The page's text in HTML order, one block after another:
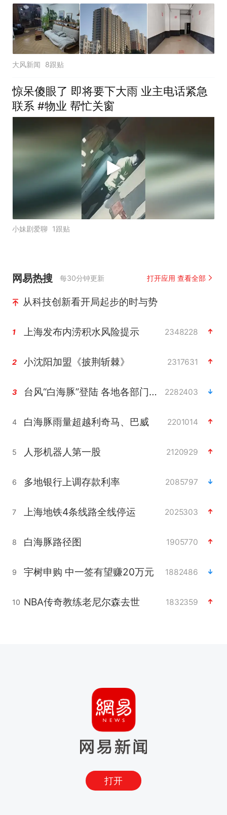
大风新闻 8跟贴
惊呆傻眼了 即将要下大雨 业主电话紧急
联系 #物业 帮忙关窗
小妹剧爱聊 1跟贴
网易热搜 每30分钟更新 打开应用 查看全部
从科技创新看开局起步的时与势
1 上海发布内涝积水风险提示 2348228
2 小沈阳加盟《披荆斩棘》 2317631
3 台风“白海豚”登陆 各地各部门全力应对 2282403
4 白海豚雨量超越利奇马、巴威 2201014
5 人形机器人第一股 2120929
6 多地银行上调存款利率 2085797
7 上海地铁4条线路全线停运 2025303
8 白海豚路径图 1905770
9 宇树申购 中一签有望赚20万元 1882486
10 NBA传奇教练老尼尔森去世 1832359
打开